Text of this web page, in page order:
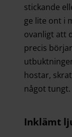
stickande
ge lite ont i
ovanligt att
precis
hostar,
något tungt.
Inklämt